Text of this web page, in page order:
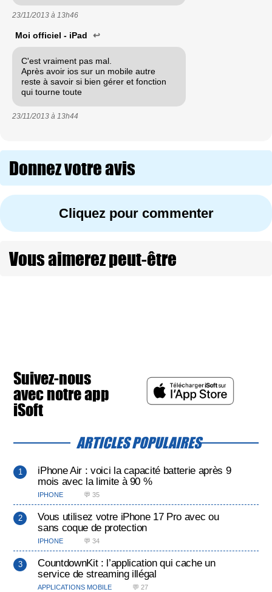
23/11/2013 à 13h46
Moi officiel - iPad ↩
C'est vraiment pas mal.
Après avoir ios sur un mobile autre
reste à savoir si bien gérer et fonction
qui tourne toute
23/11/2013 à 13h44
Donnez votre avis
Cliquez pour commenter
Vous aimerez peut-être
Suivez-nous
avec notre app
iSoft
ARTICLES POPULAIRES
iPhone Air : voici la capacité batterie après 9
mois avec la limite à 90 %
IPHONE 💬 35
Vous utilisez votre iPhone 17 Pro avec ou
sans coque de protection
IPHONE 💬 34
CountdownKit : l’application qui cache un
service de streaming illégal
APPLICATIONS MOBILE 💬 27